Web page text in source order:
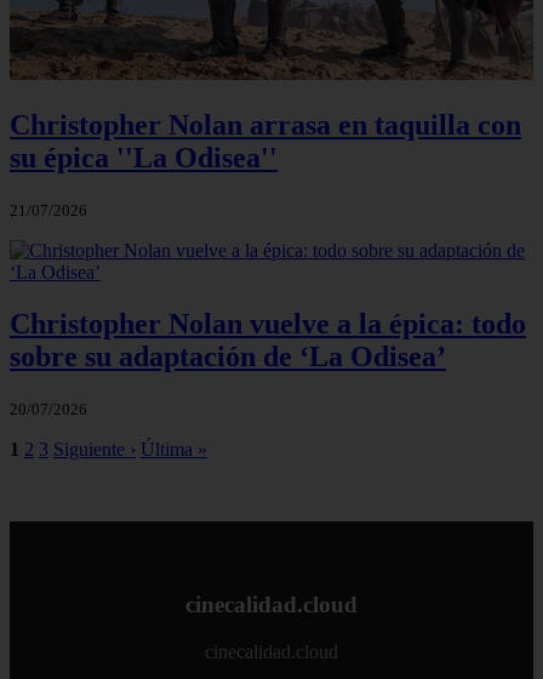
Christopher Nolan arrasa en taquilla con
su épica ''La Odisea''
21/07/2026
Christopher Nolan vuelve a la épica: todo
sobre su adaptación de ‘La Odisea’
20/07/2026
1 2 3 Siguiente › Última »
cinecalidad.cloud
cinecalidad.cloud